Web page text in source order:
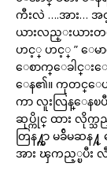
ကီးလဲ ….အား… အ
ယားလည္းယားတ
ဟင့္ ဟင့္ ” ေမာ
ေစာက္ေခါင္းေပ
ေန၏။ ကုတင္ေပ
ကာ လူးလြန္ေနၿ
ဆုပ္ကိုင္ ထား လိုက္
တြန႔္ကာ မခ်ိမ
အား ၾကည့္ၿပီး